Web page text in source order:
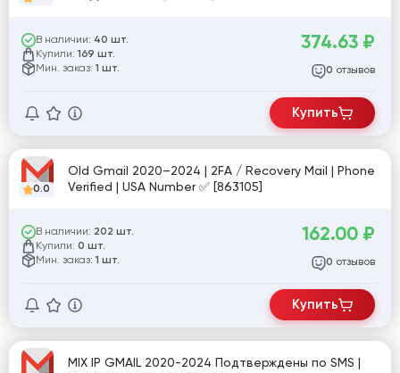
В наличии: 40 шт.
Купили: 169 шт.
Мин. заказ: 1 шт.
374.63 ₽
0 отзывов
Купить
0.0
Old Gmail 2020–2024 | 2FA / Recovery Mail | Phone
Verified | USA Number ✅ [863105]
В наличии: 202 шт.
Купили: 0 шт.
Мин. заказ: 1 шт.
162.00 ₽
0 отзывов
Купить
MIX IP GMAIL 2020-2024 Подтверждены по SMS |